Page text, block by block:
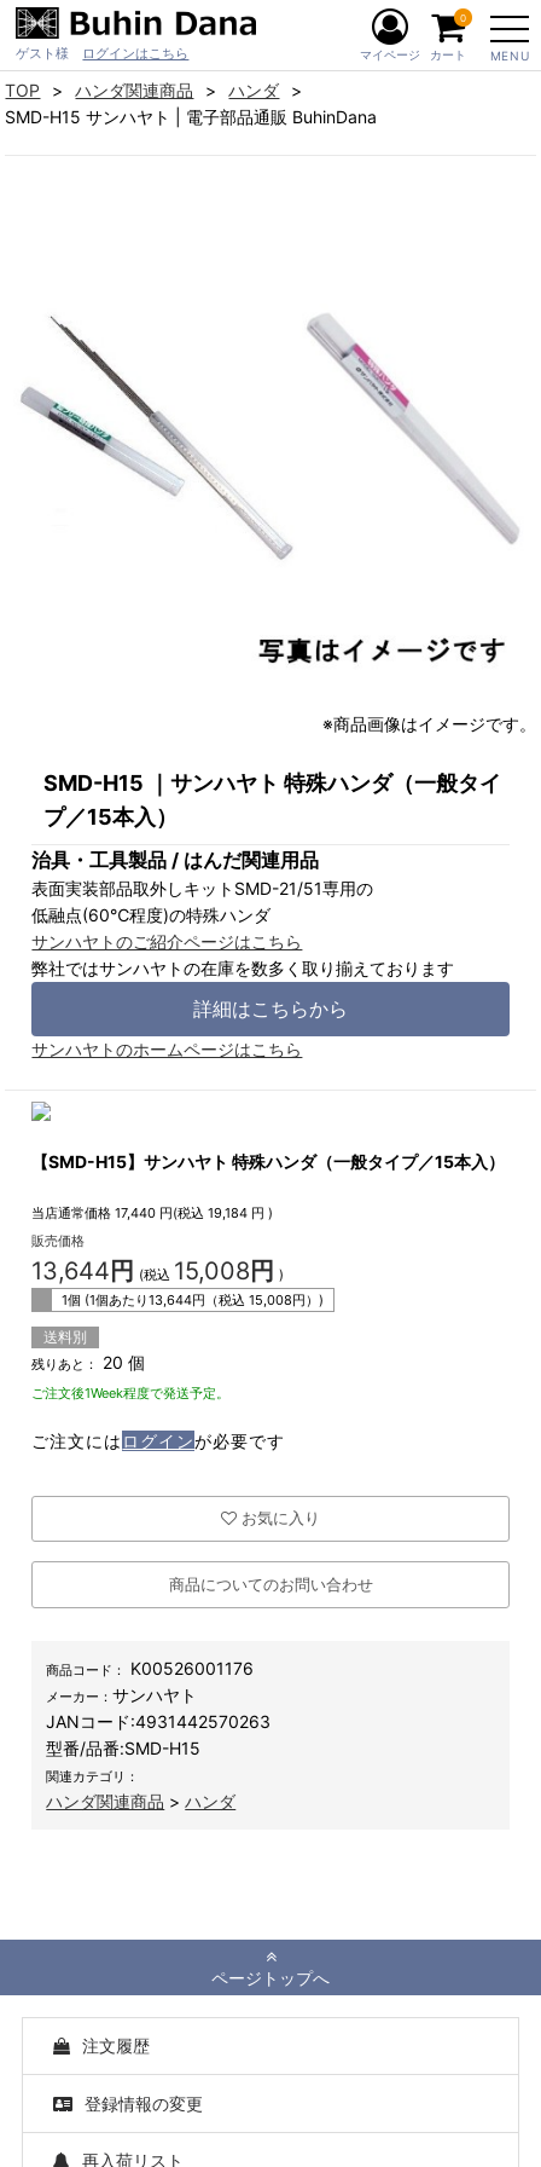
ゲスト様 ログインはこちら MENU
マイページ カート
0
TOP ハンダ関連商品
ハンダ
SMD-H15 サンハヤト | 電子部品通販 BuhinDana
※商品画像はイメージです。
SMD-H15 ｜サンハヤト 特殊ハンダ（一般タイ
プ／15本入）
治具・工具製品 / はんだ関連用品
表面実装部品取外しキットSMD-21/51専用の
低融点(60℃程度)の特殊ハンダ
サンハヤトのご紹介ページはこちら
弊社ではサンハヤトの在庫を数多く取り揃えております
詳細はこちらから
サンハヤトのホームページはこちら
【SMD-H15】サンハヤト 特殊ハンダ（一般タイプ／15本入）
当店通常価格 17,440 円(税込19,184 円 )
販売価格
13,644 円 (税込 15,008 円 )
1個 (1個あたり13,644円（税込15,008円）)
送料別
残りあと： 20 個
ご注文後1Week程度で発送予定。
ご注文には ログインが必要です
お気に入り
商品についてのお問い合わせ
商品コード： K00526001176
メーカー：サンハヤト
JANコード:4931442570263
型番/品番:SMD-H15
関連カテゴリ：
ハンダ関連商品 >ハンダ
ページトップへ
注文履歴
登録情報の変更
再入荷リスト